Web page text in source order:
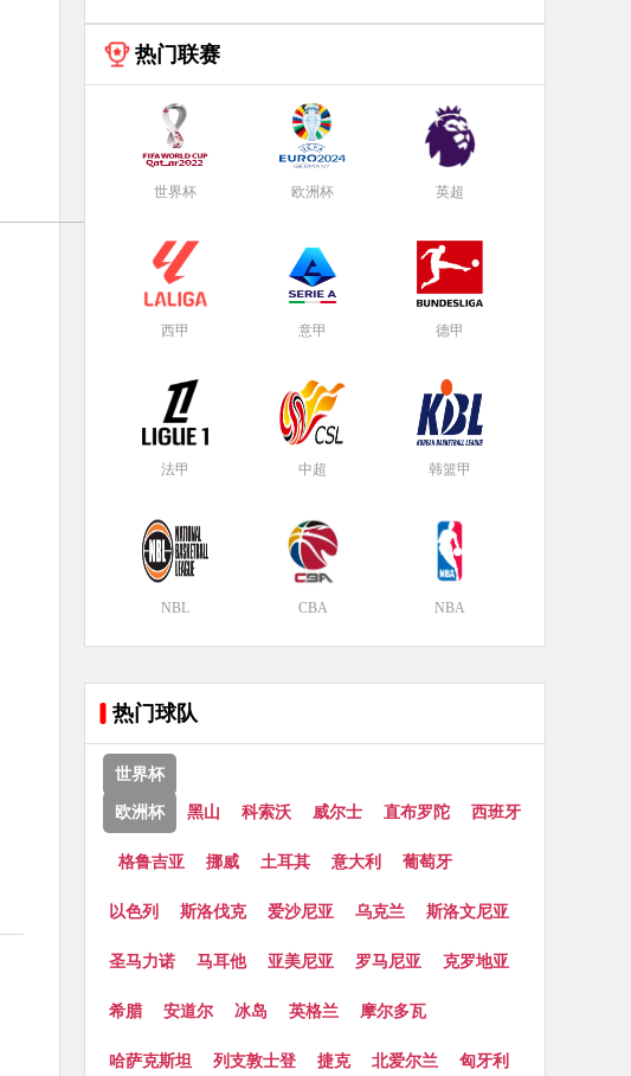
热门联赛
世界杯 欧洲杯 英超
西甲 意甲 德甲
法甲 中超 韩篮甲
NBL CBA NBA
热门球队
世界杯
欧洲杯 黑山 科索沃 威尔士 直布罗陀 西班牙
格鲁吉亚 挪威 土耳其 意大利 葡萄牙
以色列 斯洛伐克 爱沙尼亚 乌克兰 斯洛文尼亚
圣马力诺 马耳他 亚美尼亚 罗马尼亚 克罗地亚
希腊 安道尔 冰岛 英格兰 摩尔多瓦
哈萨克斯坦 列支敦士登 捷克 北爱尔兰 匈牙利